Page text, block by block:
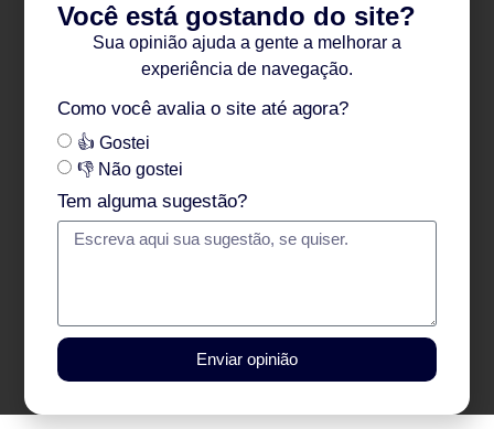
Você está gostando do site?
Sua opinião ajuda a gente a melhorar a
experiência de navegação.
Como você avalia o site até agora?
👍 Gostei
👎 Não gostei
Tem alguma sugestão?
Enviar opinião